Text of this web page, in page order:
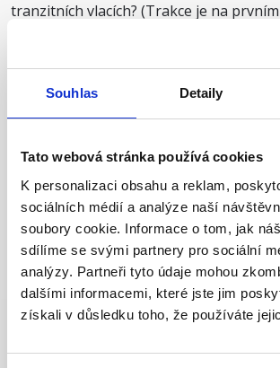
Souhlas Detaily
Tato webová stránka používá cookies
K personalizaci obsahu a reklam,
sociálních médií a analýze naší
soubory cookie. Informace o tom, jak
sdílíme se svými partnery pro sociální
analýzy. Partneři tyto údaje mohou
dalšími informacemi, které jste jim
získali v důsledku toho, že používáte
tranzitních vlacích? (Trakce je na
představovat 15-20 % energie
Abychom tento problém vyřešili,
letectví a kosmonautiku (DLR). Zvláštní
jejich studii věnují odpadnímu teplu a
využití namísto tradičních zdrojů
analyzovali způsoby, jak snížit
vytápění, větrání a klimatizaci při
cestujících.
Analýza odpadního tepla souvisí s
FCH2RAIL, jehož cílem je zvýšit dojezd